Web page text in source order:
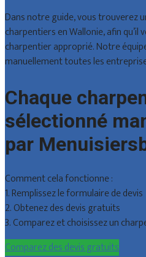
Dans notre guide, vous trouverez
charpentiers en Wallonie, afin
charpentier approprié. Notre
manuellement toutes les
Chaque
sélectionné
par
Comment cela fonctionne :
1. Remplissez le formulaire de devis
2. Obtenez des devis gratuits
3. Comparez et choisissez un
Comparez des devis gratuits